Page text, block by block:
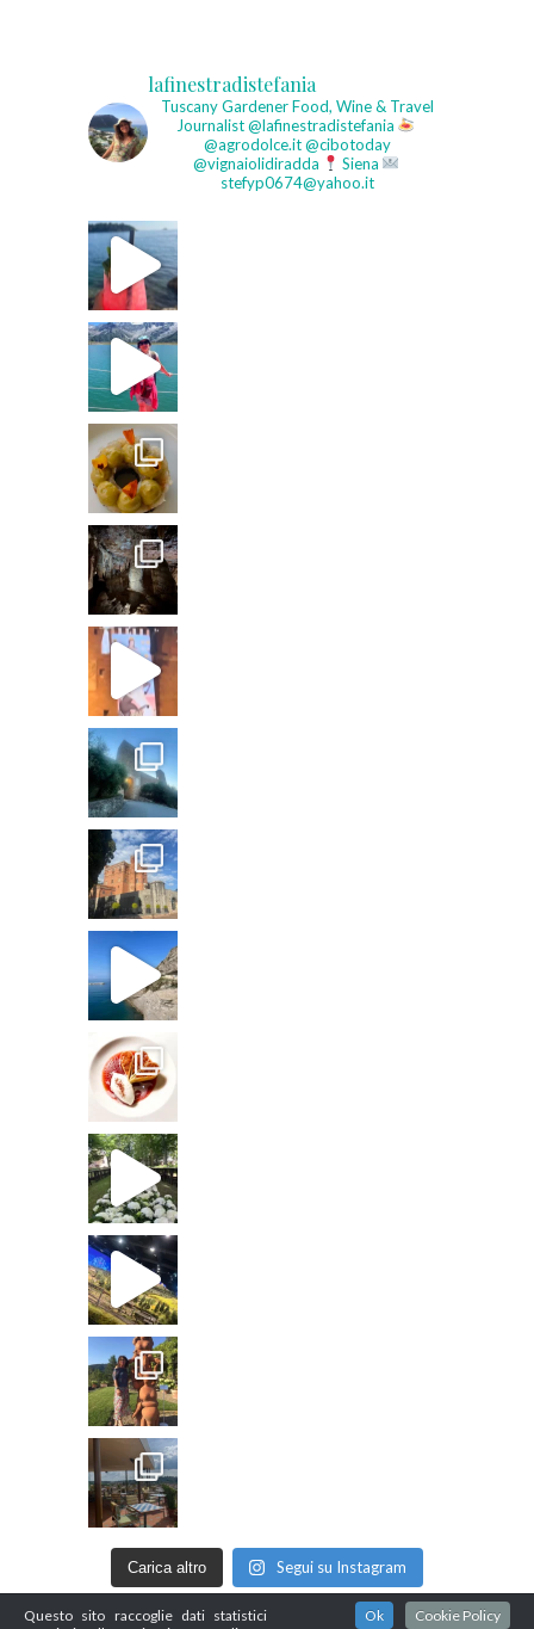
lafinestradistefania
Tuscany GardenerFood, Wine & Travel
Journalist@lafinestradistefania
@agrodolce.it @cibotoday
@vignaiolidiradda
Siena
stefyp0674@yahoo.it
Carica altro Segui su Instagram
Questo sito raccoglie dati statistici
Ok Cookie Policy